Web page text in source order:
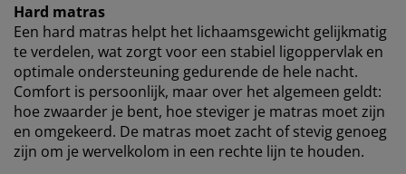
Hard matras
Een hard matras helpt het lichaamsgewicht gelijkmatig
te verdelen, wat zorgt voor een stabiel ligoppervlak en
optimale ondersteuning gedurende de hele nacht.
Comfort is persoonlijk, maar over het algemeen geldt:
hoe zwaarder je bent, hoe steviger je matras moet zijn
en omgekeerd. De matras moet zacht of stevig genoeg
zijn om je wervelkolom in een rechte lijn te houden.
doeleinden via ''Aanpassen'' en je toestemming op elk
moment intrekken door op het cookie-icoontje te
klikken. Door op ''Alles accepteren'' te klikken, ga je
akkoord met alle drie de doeleinden. Lees meer over
onzeverzameling en verwerking van
persoonsgegevensen onscookiebeleid.